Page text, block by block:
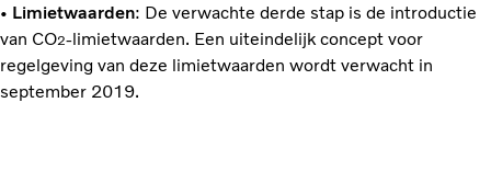
• Limietwaarden: De verwachte derde stap is de introductie
van CO2-limietwaarden. Een uiteindelijk concept voor
regelgeving van deze limietwaarden wordt verwacht in
september 2019.